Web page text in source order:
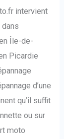
intervient
Île-de-
Picardie
d’une
qu’il suffit
ou sur
moto